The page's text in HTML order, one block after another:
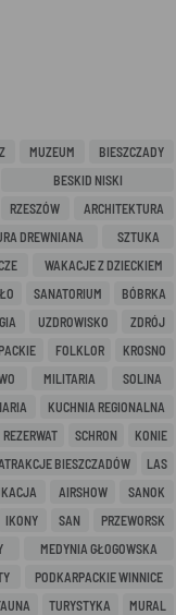
MUZEUM
BIESZCZADY
BESKID NISKI
RZESZÓW
ARCHITEKTURA
DREWNIANA
SZTUKA
WAKACJE Z DZIECKIEM
SANATORIUM
BÓBRKA
UZDROWISKO
ZDRÓJ
FOLKLOR
KROSNO
MILITARIA
SOLINA
KUCHNIA REGIONALNA
REZERWAT SCHRON
KONIE
ATRAKCJE BIESZCZADÓW
LAS
AIRSHOW
SANOK
IKONY SAN
PRZEWORSK
MEDYNIA GŁOGOWSKA
PODKARPACKIE WINNICE
TURYSTYKA
MURAL